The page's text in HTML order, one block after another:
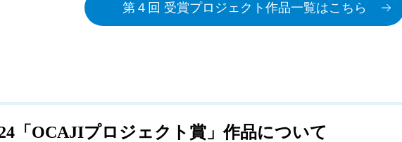
第４回 受賞プロジェクト作品一覧はこちら
「OCAJIプロジェクト賞」作品について